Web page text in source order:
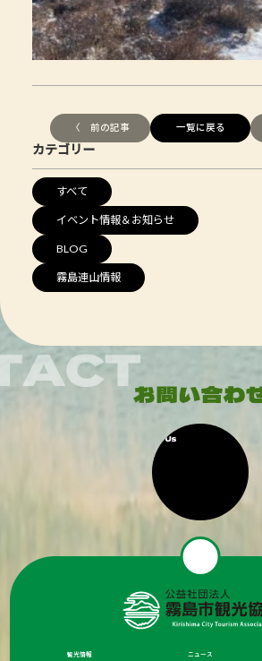
〈 前の記事 一覧に戻る
カテゴリー
すべて
イベント情報＆お知らせ
BLOG
霧島連山情報
観光情報 ニュース